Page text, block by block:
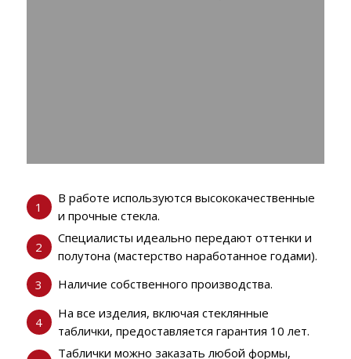
1
В работе используются высококачественные
и прочные стекла.
2
Специалисты идеально передают оттенки и
полутона (мастерство наработанное годами).
3
Наличие собственного производства.
4
На все изделия, включая стеклянные
таблички, предоставляется гарантия 10 лет.
Таблички можно заказать любой формы,